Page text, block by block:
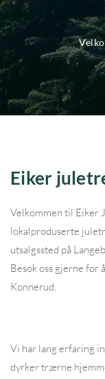
Eiker
Velkommen til Eiker
lokalproduserte
utsalgssted på
Besøk oss gjerne for
Konnerud.
Vi har lang erfaring
dyrker trærne